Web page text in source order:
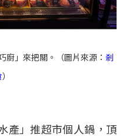
」來把關。（圖片來源： 剎
）
產」推超市個人鍋，頂